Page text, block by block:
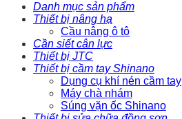
Danh mục sản phẩm
Thiết bị nâng hạ
Cầu nâng ô tô
Cần siết cân lực
Thiết bị JTC
Thiết bị cầm tay Shinano
Dụng cụ khí nén cầm tay
Máy chà nhám
Súng vặn ốc Shinano